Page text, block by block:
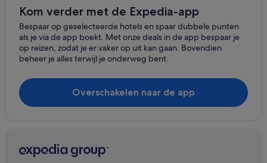
Hotels met zwembad in Mataro
Particuliere vakantiehuizen in Mataro
Hotels in Dosrius
Hotels in La Torreta
Bonavista Apartments-hotels in Mataro
Hotels in Maresme
Hostels in Mataro
Kom verder met de Expedia-app
Bespaar op geselecteerde hotels en spaar dubbele punten
als je via de app boekt. Met onze deals in de app bespaar je
op reizen, zodat je er vaker op uit kan gaan. Bovendien
beheer je alles terwijl je onderweg bent.
Overschakelen naar de app